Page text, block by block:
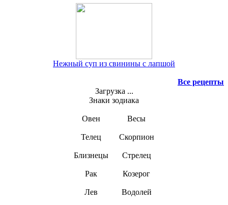
Нежный суп из свинины с лапшой
Все рецепты
Загрузка ...
Знаки зодиака
Овен
Телец
Близнецы
Рак
Лев
Весы
Скорпион
Стрелец
Козерог
Водолей